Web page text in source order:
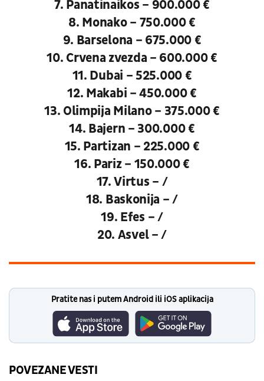
7. Panatinaikos – 900.000 €
8. Monako – 750.000 €
9. Barselona – 675.000 €
10. Crvena zvezda – 600.000 €
11. Dubai – 525.000 €
12. Makabi – 450.000 €
13. Olimpija Milano – 375.000 €
14. Bajern – 300.000 €
15. Partizan – 225.000 €
16. Pariz – 150.000 €
17. Virtus – /
18. Baskonija – /
19. Efes – /
20. Asvel – /
Pratite nas i putem Android ili iOS aplikacija
POVEZANE VESTI